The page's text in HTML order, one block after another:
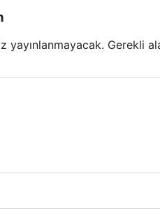
yayınlanmayacak. Gerekli